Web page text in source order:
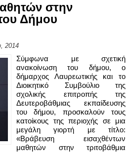
στην
Δήμου
2014
Σύμφωνα με σχετική
ανακοίνωση του δήμου, ο
δήμαρχος Λαυρεωτικής και το
Διοικητικό Συμβούλιο της
σχολικής επιτροπής της
Δευτεροβάθμιας εκπαίδευσης
του δήμου, προσκαλούν τους
κατοίκους της περιοχής σε μια
μεγάλη γιορτή με τίτλο:
«Βράβευση εισαχθέντων
μαθητών στην τριτοβάθμια